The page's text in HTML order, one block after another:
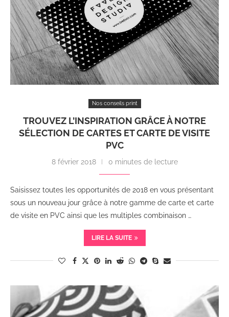
Nos conseils print
TROUVEZ L’INSPIRATION GRÂCE À NOTRE
SÉLECTION DE CARTES ET CARTE DE VISITE
PVC
8 février 2018 0 minutes de lecture
Saisissez toutes les opportunités de 2018 en vous présentant
sous un nouveau jour grâce à notre gamme de carte et carte
de visite en PVC ainsi que les multiples combinaison …
LIRE LA SUITE